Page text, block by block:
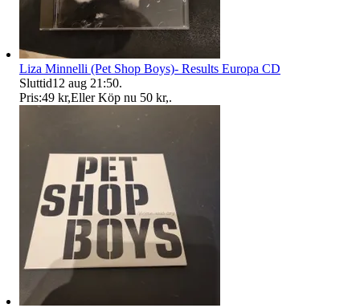
Liza Minnelli (Pet Shop Boys)- Results Europa CD
Sluttid12 aug 21:50.
Pris:49 kr,Eller Köp nu 50 kr,.